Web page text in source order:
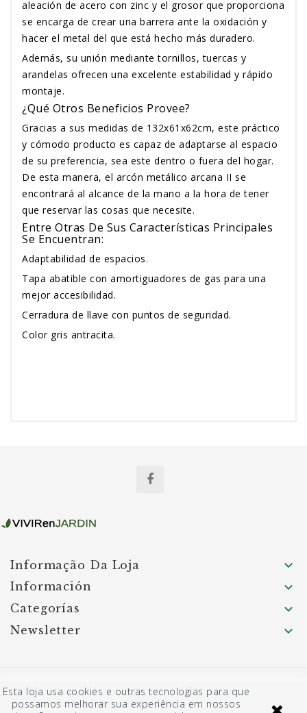
aleación de acero con zinc y el grosor que proporciona
se encarga de crear una barrera ante la oxidación y
hacer el metal del que está hecho más duradero.
Además, su unión mediante tornillos, tuercas y
arandelas ofrecen una excelente estabilidad y rápido
montaje.
¿Qué Otros Beneficios Provee?
Gracias a sus medidas de 132x61x62cm, este práctico
y cómodo producto es capaz de adaptarse al espacio
de su preferencia, sea este dentro o fuera del hogar.
De esta manera, el arcón metálico arcana II se
encontrará al alcance de la mano a la hora de tener
que reservar las cosas que necesite.
Entre Otras De Sus Características Principales
Se Encuentran:
Adaptabilidad de espacios.
Tapa abatible con amortiguadores de gas para una
mejor accesibilidad.
Cerradura de llave con puntos de seguridad.
Color gris antracita.
Informação Da Loja 
Información 
Categorías 
Newsletter 
Esta loja usa cookies e outras tecnologias para que
possamos melhorar sua experiência em nossos
© 2026 - Software de comércio eletrónico por
PrestaShop™